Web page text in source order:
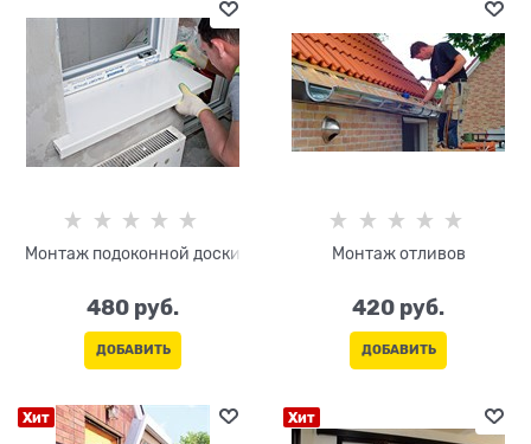
Монтаж подоконной доски
480 руб.
ДОБАВИТЬ
Монтаж отливов
420 руб.
ДОБАВИТЬ
Хит Хит